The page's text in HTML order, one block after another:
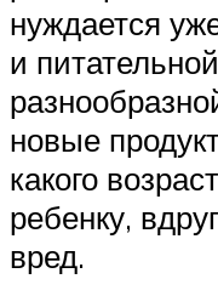
нуждается
и
новые
какого
ребенку,
вред.